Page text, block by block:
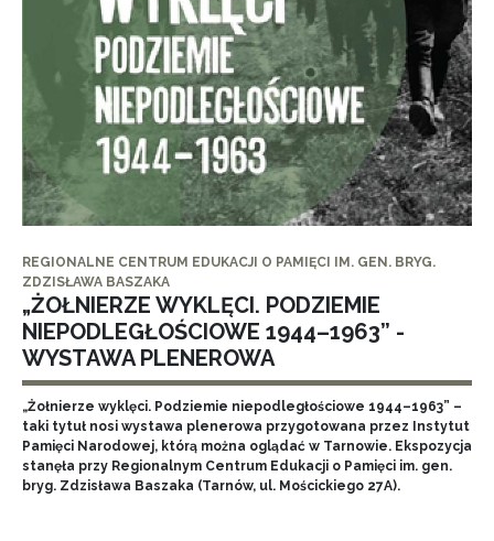
REGIONALNE CENTRUM EDUKACJI O PAMIĘCI IM. GEN. BRYG.
ZDZISŁAWA BASZAKA
„ŻOŁNIERZE WYKLĘCI. PODZIEMIE
NIEPODLEGŁOŚCIOWE 1944–1963” -
WYSTAWA PLENEROWA
„Żołnierze wyklęci. Podziemie niepodległościowe 1944–1963” –
taki tytuł nosi wystawa plenerowa przygotowana przez Instytut
Pamięci Narodowej, którą można oglądać w Tarnowie. Ekspozycja
stanęła przy Regionalnym Centrum Edukacji o Pamięci im. gen.
bryg. Zdzisława Baszaka (Tarnów, ul. Mościckiego 27A).